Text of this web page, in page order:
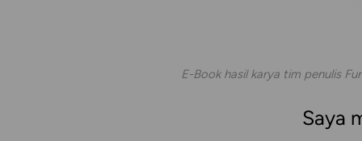
E-Book hasil karya tim penulis
Saya